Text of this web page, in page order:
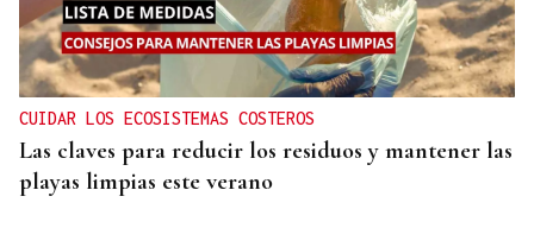
CUIDAR LOS ECOSISTEMAS COSTEROS
Las claves para reducir los residuos y mantener las
playas limpias este verano